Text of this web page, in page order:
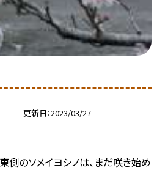
更新日 2023/03/27
東側のソメイヨシノは、まだ咲き始め